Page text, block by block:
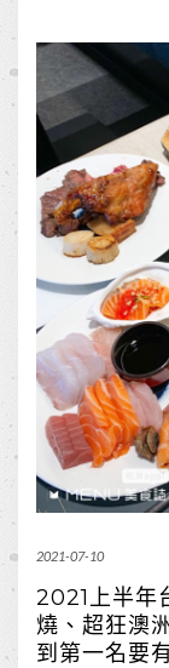
2021-07-10
2021上半年
燒、超狂澳
到第一名要